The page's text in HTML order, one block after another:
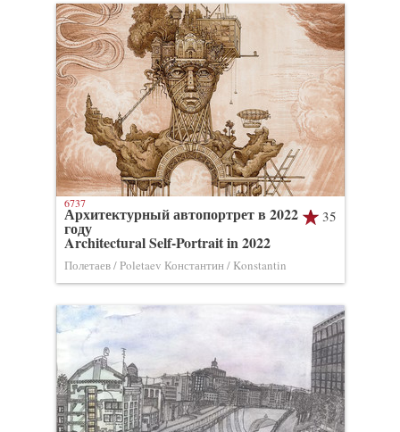
35
Архитектурный автопортрет в 2022
году
Architectural Self-Portrait in 2022
Полетаев / Poletaev Константин / Konstantin
6737